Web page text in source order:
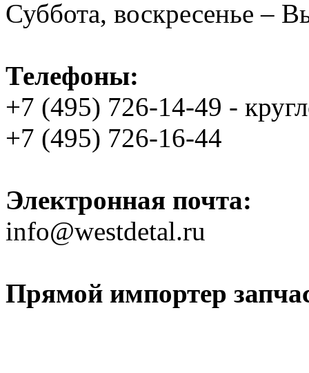
Суббота, воскресенье –
Телефоны:
+7 (495) 726-14-49 -
+7 (495) 726-16-44
Электронная почта:
info@westdetal.ru
Прямой импортер